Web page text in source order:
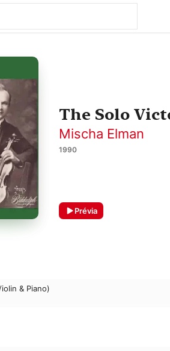
The Solo
Mischa Elman
1990
Prévia
& Piano)